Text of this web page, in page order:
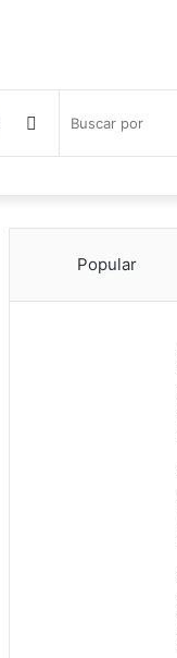
Publicación
Popular